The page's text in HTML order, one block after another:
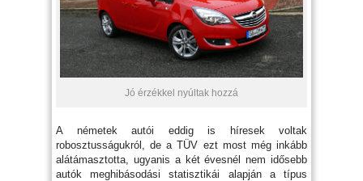
Jó érzékkel nyúltak hozzá
A németek autói eddig is híresek voltak
robosztusságukról, de a TÜV ezt most még inkább
alátámasztotta, ugyanis a két évesnél nem idősebb
autók meghibásodási statisztikái alapján a típus